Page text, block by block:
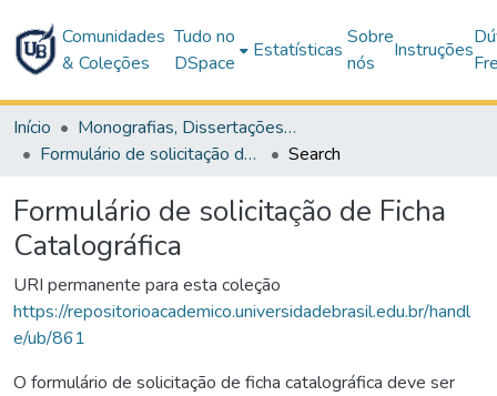
Comunidades
& Coleções
Tudo no
DSpace
Estatísticas
Sobre
nós
Instruções
Início
Monografias, Dissertações e Teses
Formulário de solicitação de Ficha Catalográfica
Search
Formulário de solicitação de Ficha
Catalográfica
URI permanente para esta coleção
https://repositorioacademico.universidadebrasil.edu.br/handl
e/ub/861
O formulário de solicitação de ficha catalográfica deve ser